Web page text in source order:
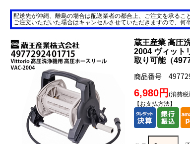
配送先が沖縄、離島の場合は配送業者の都合上、ご注文を承るこ
ご注文いただいた場合はキャンセルさせていただきますので、何
蔵王産業 高圧
2004 ヴィット
取り可能（
商品番号
6,980円 (消費
【お支払方法】